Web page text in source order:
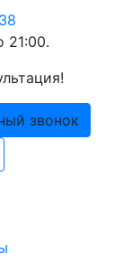
21:00.
звонок